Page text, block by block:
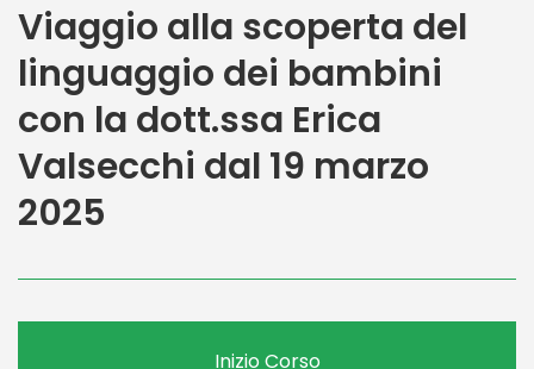
Viaggio alla scoperta del
linguaggio dei bambini
con la dott.ssa Erica
Valsecchi dal 19 marzo
2025
Inizio Corso